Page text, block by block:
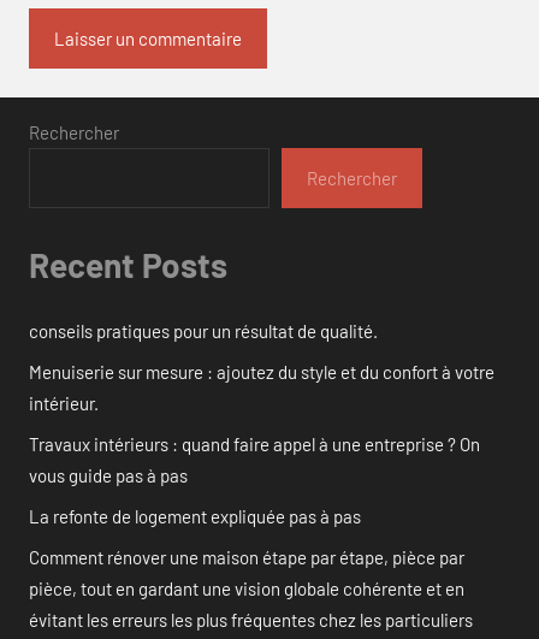
Rechercher
Rechercher
Recent Posts
conseils pratiques pour un résultat de qualité.
Menuiserie sur mesure : ajoutez du style et du confort à votre
intérieur.
Travaux intérieurs : quand faire appel à une entreprise ? On
vous guide pas à pas
La refonte de logement expliquée pas à pas
Comment rénover une maison étape par étape, pièce par
pièce, tout en gardant une vision globale cohérente et en
évitant les erreurs les plus fréquentes chez les particuliers